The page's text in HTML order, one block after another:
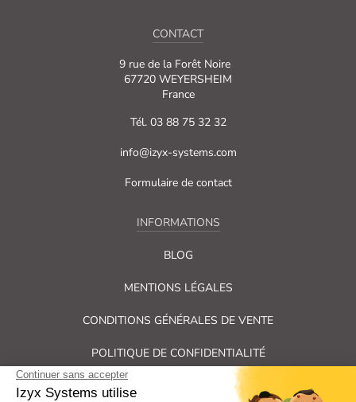
CONTACT
9 rue de la Forêt Noire
67720 WEYERSHEIM
France
Tél. 03 88 75 32 32
info@izyx-systems.com
Formulaire de contact
INFORMATIONS
BLOG
MENTIONS LÉGALES
CONDITIONS GÉNÉRALES DE VENTE
POLITIQUE DE CONFIDENTIALITÉ